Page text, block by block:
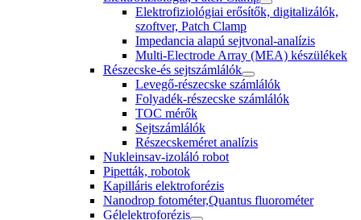
Elektrofiziológiai erősítők, digitalizálók,
szoftver, Patch Clamp
Impedancia alapú sejtvonal-analízis
Multi-Electrode Array (MEA) készülékek
Részecske-és sejtszámlálók
Levegő-részecske számlálók
Folyadék-részecske számlálók
TOC mérők
Sejtszámlálók
Részecskeméret analízis
Nukleinsav-izoláló robot
Pipetták, robotok
Kapilláris elektroforézis
Nanodrop fotométer,Quantus fluorométer
Gélelektroforézis